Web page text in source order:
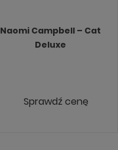
Naomi Campbell – Cat
Deluxe
Sprawdź cenę